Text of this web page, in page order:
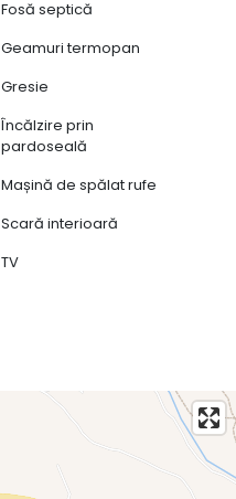
Fosă septică
Geamuri termopan
Gresie
Încălzire prin
pardoseală
Mașină de spălat rufe
Scară interioară
TV